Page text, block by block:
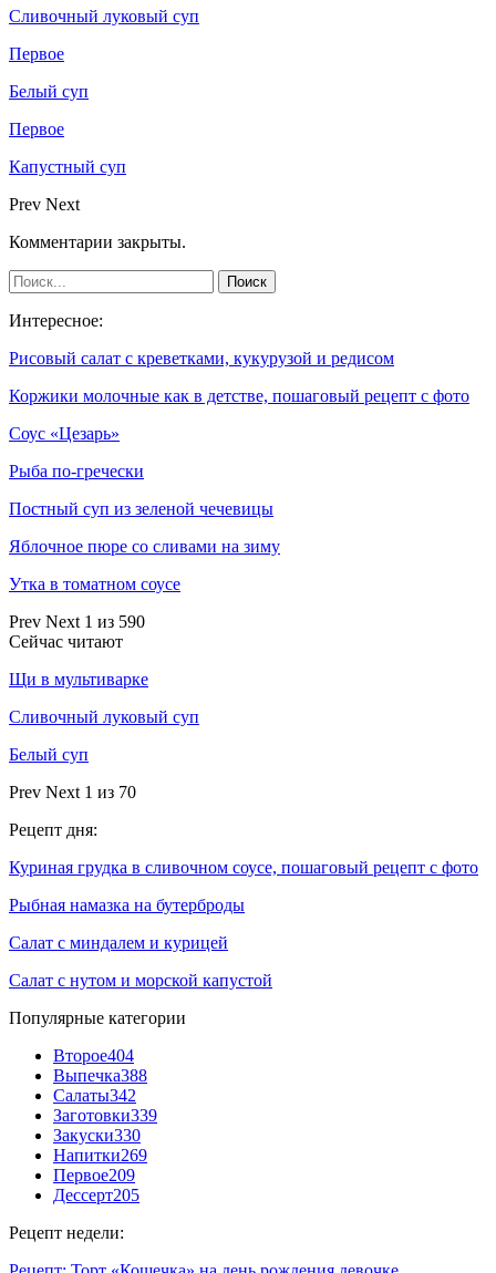
Сливочный луковый суп
Первое
Белый суп
Первое
Капустный суп
Prev Next
Комментарии закрыты.
Интересное:
Рисовый салат с креветками, кукурузой и редисом
Коржики молочные как в детстве, пошаговый рецепт с фото
Соус «Цезарь»
Рыба по-гречески
Постный суп из зеленой чечевицы
Яблочное пюре со сливами на зиму
Утка в томатном соусе
Prev Next 1 из 590
Сейчас читают
Щи в мультиварке
Сливочный луковый суп
Белый суп
Prev Next 1 из 70
Рецепт дня:
Куриная грудка в сливочном соусе, пошаговый рецепт с фото
Рыбная намазка на бутерброды
Салат с миндалем и курицей
Салат с нутом и морской капустой
Популярные категории
Второе404
Выпечка388
Салаты342
Заготовки339
Закуски330
Напитки269
Первое209
Дессерт205
Рецепт недели: